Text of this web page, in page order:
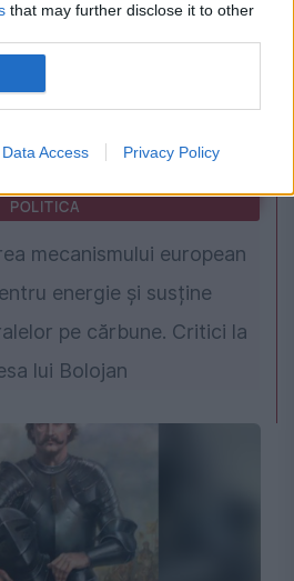
that may further disclose it to other
Data Access Privacy Policy
POLITICA
mecanismului european
energie și susține
pe cărbune. Critici la
lui Bolojan